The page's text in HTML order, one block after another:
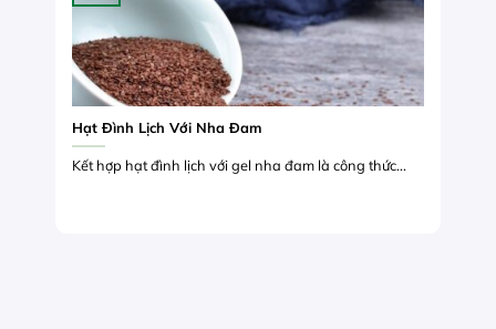
Hạt Đình Lịch Với Nha Đam
Kết hợp hạt đình lịch với gel nha đam là công thức...